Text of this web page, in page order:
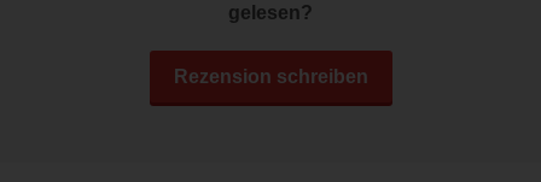
gelesen?
Rezension schreiben